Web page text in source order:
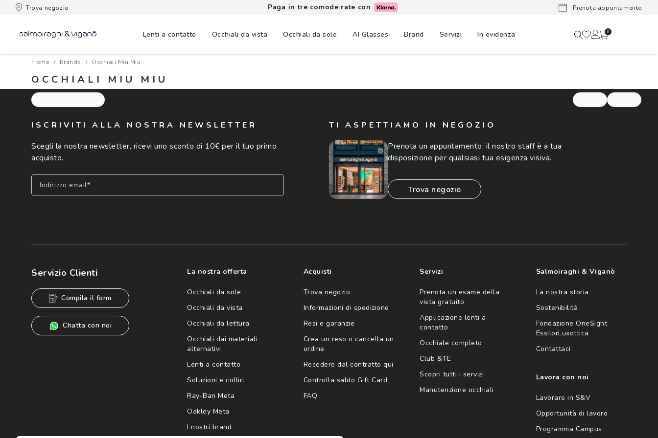
Trova negozio Paga in tre comode rate con Lenti a
Prenota appuntamento
Lenti a contatto Occhiali da vista Occhiali da sole AI Glasses Brand Servizi In evidenza 0
Home Brands Occhiali Miu Miu
OCCHIALI MIU MIU
ISCRIVITI ALLA NOSTRA NEWSLETTER
Scegli la nostra newsletter, ricevi uno sconto di 10€ per il tuo primo
acquisto.
Indirizzo email*
speciali, novità ed altre comunicazioni di carattere pubblicitario (consultare
Informativa sulla privacy
per ulteriori informazioni).
TI ASPETTIAMO IN NEGOZIO
Prenota un appuntamento: il nostro staff è a tua
disposizione per qualsiasi tua esigenza visiva.
trova negozio
Servizio Clienti
Compila il form
Chatta con noi
La nostra offerta
Occhiali da sole
Occhiali da vista
Occhiali da lettura
Occhiali dai materiali
alternativi
Lenti a contatto
Soluzioni e colliri
Ray-Ban Meta
Oakley Meta
I nostri brand
Acquisti
Trova negozio
Informazioni di spedizione
Resi e garanzie
Crea un reso o cancella un
ordine
Recedere dal contratto qui
Controlla saldo Gift Card
FAQ
Servizi
Prenota un esame della
vista gratuito
Applicazione lenti a
contatto
Occhiale completo
Club &TE
Scopri tutti i servizi
Manutenzione occhiali
Salmoiraghi & Viganò
La nostra storia
Sostenibilità
Fondazione OneSight
EssilorLuxottica
Contattaci
Lavora con noi
Lavorare in S&V
Opportunità di lavoro
Programma Campus